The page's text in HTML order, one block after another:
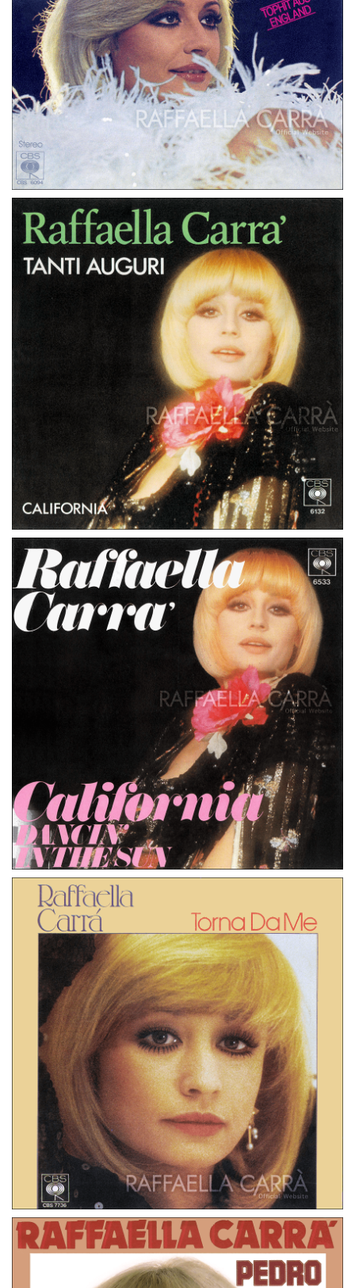
45 GIRI GERMANIA
DO IT, DO IT AGAIN
45 GIRI GERMANIA
TANTI AUGURI
45 GIRI GERMANIA
CALIFORNIA
45 GIRI GERMANIA
TORNA DA ME